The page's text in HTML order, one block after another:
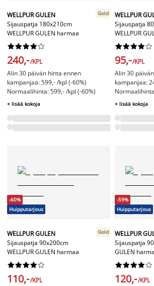
WELLPUR GULEN
Sijauspatja 180x210cm
WELLPUR GULEN harmaa
Gold






240,-/KPL
Alin 30 päivän hinta ennen
kampanjaa: 599,- /kpl (-60%)
Normaalihinta: 599,- /kpl (-60%)
+ lisää kokoja
WELLPUR
Sijauspatja
WELLPUR






95,-/KPL
Alin 30
kampanjaa:
+ lisää kokoja
-60%
Huipputarjous
WELLPUR GULEN
Sijauspatja 90x200cm
WELLPUR GULEN harmaa
Gold






110,-/KPL
-59%
Huipputarjous
WELLPUR
Sijauspatja
GULEN






120,-/KPL